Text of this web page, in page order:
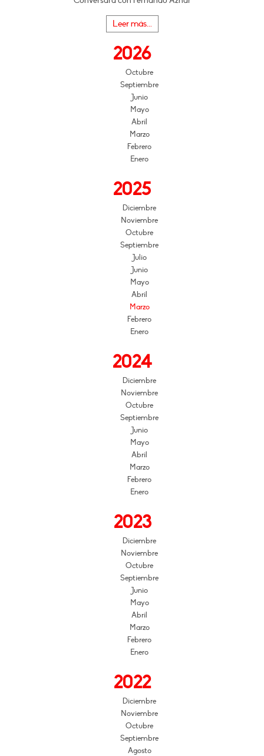
Leer más...
2026
Octubre
Septiembre
Junio
Mayo
Abril
Marzo
Febrero
Enero
2025
Diciembre
Noviembre
Octubre
Septiembre
Julio
Junio
Mayo
Abril
Marzo
Febrero
Enero
2024
Diciembre
Noviembre
Octubre
Septiembre
Junio
Mayo
Abril
Marzo
Febrero
Enero
2023
Diciembre
Noviembre
Octubre
Septiembre
Junio
Mayo
Abril
Marzo
Febrero
Enero
2022
Diciembre
Noviembre
Octubre
Septiembre
Agosto